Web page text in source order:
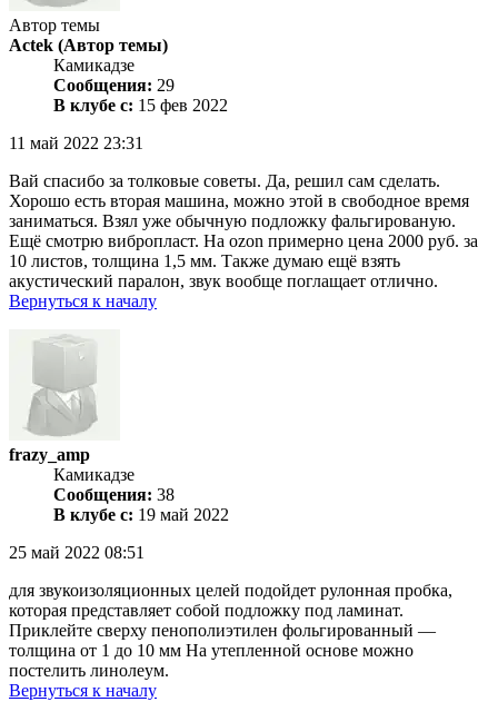
Автор темы
Actek (Автор темы)
Камикадзе
Сообщения: 29
В клубе с: 15 фев 2022
11 май 2022 23:31
Вай спасибо за толковые советы. Да, решил сам сделать.
Хорошо есть вторая машина, можно этой в свободное время
заниматься. Взял уже обычную подложку фальгированую.
Ещё смотрю вибропласт. На ozon примерно цена 2000 руб. за
10 листов, толщина 1,5 мм. Также думаю ещё взять
акустический паралон, звук вообще поглащает отлично.
Вернуться к началу
frazy_amp
Камикадзе
Сообщения: 38
В клубе с: 19 май 2022
25 май 2022 08:51
для звукоизоляционных целей подойдет рулонная пробка,
которая представляет собой подложку под ламинат.
Приклейте сверху пенополиэтилен фольгированный —
толщина от 1 до 10 мм На утепленной основе можно
постелить линолеум.
Вернуться к началу